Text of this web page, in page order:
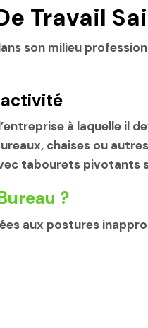
Travail
son milieu
à laquelle il
chaises ou
tabourets pivotants
?
aux postures